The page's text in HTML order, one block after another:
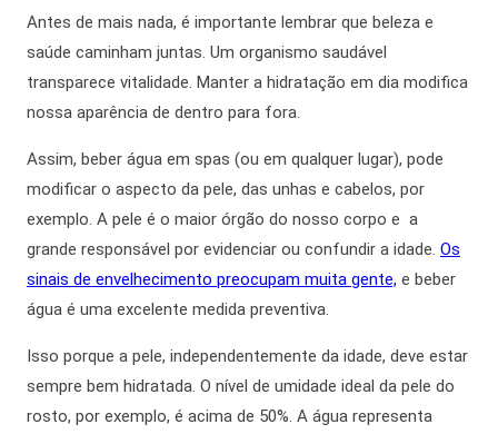
Antes de mais nada, é importante lembrar que beleza e
saúde caminham juntas. Um organismo saudável
transparece vitalidade. Manter a hidratação em dia modifica
nossa aparência de dentro para fora.
Assim, beber água em spas (ou em qualquer lugar), pode
modificar o aspecto da pele, das unhas e cabelos, por
exemplo. A pele é o maior órgão do nosso corpo e a
grande responsável por evidenciar ou confundir a idade. Os
sinais de envelhecimento preocupam muita gente, e beber
água é uma excelente medida preventiva.
Isso porque a pele, independentemente da idade, deve estar
sempre bem hidratada. O nível de umidade ideal da pele do
rosto, por exemplo, é acima de 50%. A água representa